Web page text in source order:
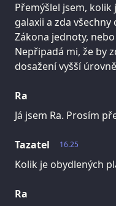
Přemýšlel jsem,
galaxii a zda
Zákona jednoty,
Nepřipadá mi, že by
dosažení vyšší
Ra
Já jsem Ra. Prosím
16.25
Tazatel
Kolik je obydlených
Ra